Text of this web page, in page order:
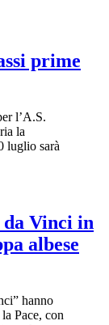
prime
l’A.S.
la
luglio sarà
Vinci in
albese
hanno
Pace, con